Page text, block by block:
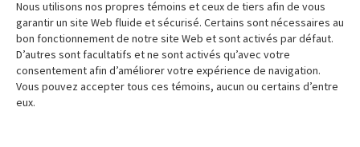
Salle de presse
Ressources
Articles
Support
Social
Media
Global
FR
Nous utilisons nos propres témoins et ceux de tiers afin de vous
garantir un site Web fluide et sécurisé. Certains sont nécessaires au
bon fonctionnement de notre site Web et sont activés par défaut.
D’autres sont facultatifs et ne sont activés qu’avec votre
consentement afin d’améliorer votre expérience de navigation.
Vous pouvez accepter tous ces témoins, aucun ou certains d’entre
eux.